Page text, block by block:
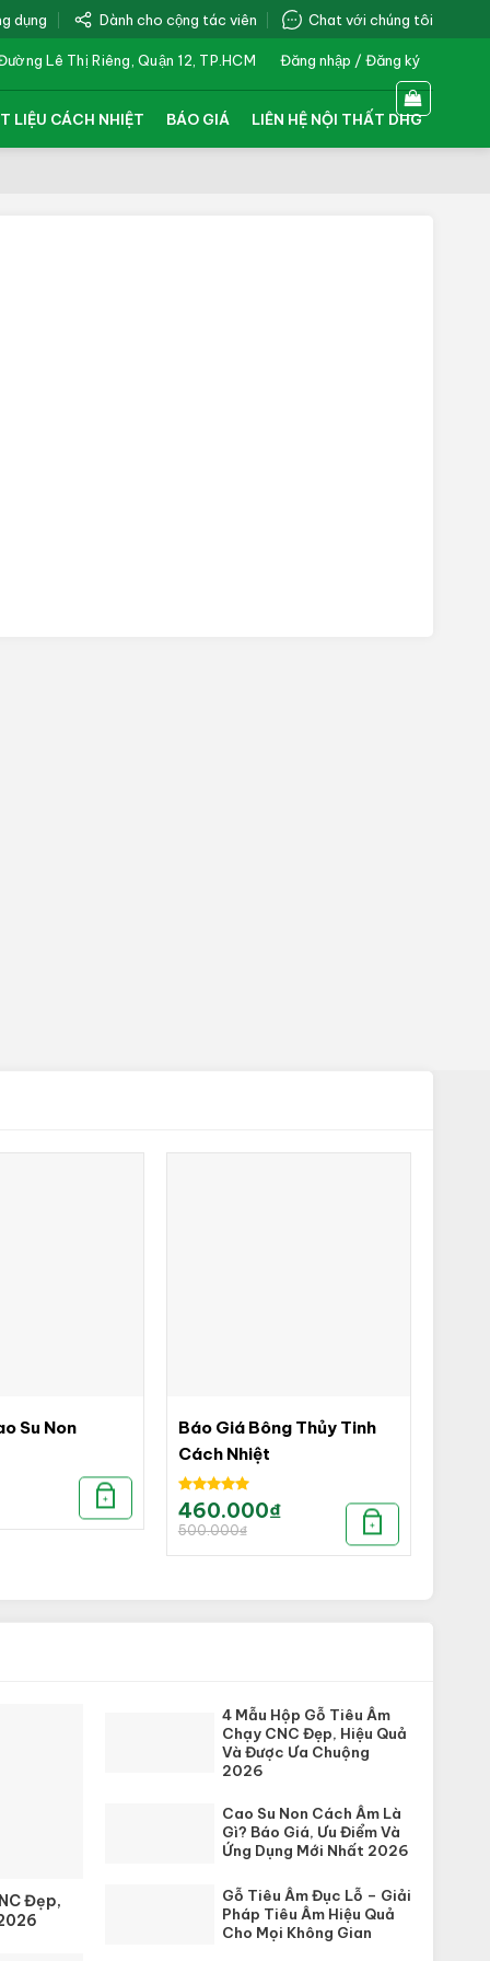
dụng Dành cho cộng tác viên Chat với chúng tôi
Lê Thị Riêng, Quận 12, TP.HCM Đăng nhập / Đăng ký
LIỆU CÁCH NHIỆT BÁO GIÁ LIÊN HỆ NỘI THẤT DHG
Su Non
+
Báo Giá Bông Thủy Tinh
Cách Nhiệt
Được xếp
hạng5.00
5 sao
500.000₫
Giá
gốc
là:
460.000₫
Giá
hiện
tại
460.000₫.
+
Đẹp,
4 Mẫu Hộp Gỗ Tiêu Âm
Chạy CNC Đẹp, Hiệu Quả
Và Được Ưa Chuộng
2026
Cao Su Non Cách Âm Là
Gì? Báo Giá, Ưu Điểm Và
Ứng Dụng Mới Nhất 2026
Gỗ Tiêu Âm Đục Lỗ – Giải
Pháp Tiêu Âm Hiệu Quả
Cho Mọi Không Gian